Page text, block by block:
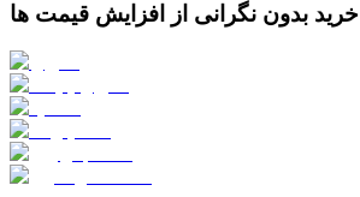
خرید بدون نگرانی از افزایش قیمت ها